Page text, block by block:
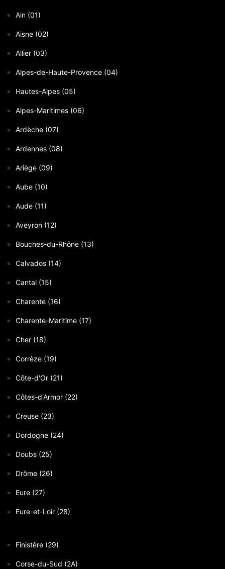
Ain (01)
Aisne (02)
Allier (03)
Alpes-de-Haute-Provence (04)
Hautes-Alpes (05)
Alpes-Maritimes (06)
Ardèche (07)
Ardennes (08)
Ariège (09)
Aube (10)
Aude (11)
Aveyron (12)
Bouches-du-Rhône (13)
Calvados (14)
Cantal (15)
Charente (16)
Charente-Maritime (17)
Cher (18)
Corrèze (19)
Côte-d'Or (21)
Côtes-d'Armor (22)
Creuse (23)
Dordogne (24)
Doubs (25)
Drôme (26)
Eure (27)
Eure-et-Loir (28)
Finistère (29)
Corse-du-Sud (2A)